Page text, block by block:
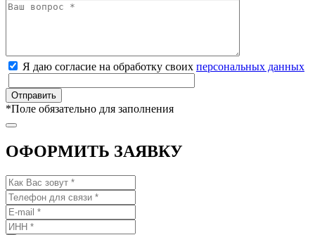
Я даю согласие на обработку своих персональных данных
*Поле обязательно для заполнения
ОФОРМИТЬ ЗАЯВКУ